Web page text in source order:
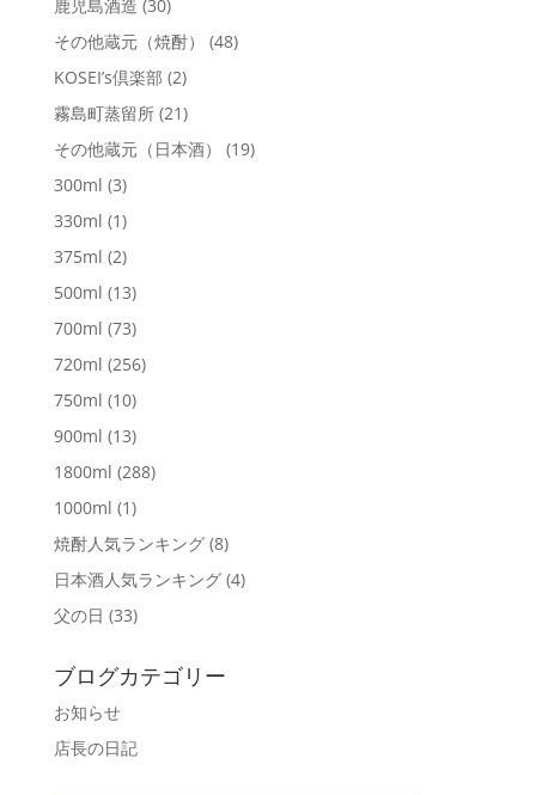
鹿児島酒造 (30)
その他蔵元（焼酎）
(48)
KOSEI’s倶楽部 (2)
霧島町蒸留所 (21)
その他蔵元（日本酒）
(19)
300ml (3)
330ml (1)
375ml (2)
500ml (13)
700ml (73)
720ml (256)
750ml (10)
900ml (13)
1800ml (288)
1000ml (1)
焼酎人気ランキング (8)
日本酒人気ランキング (4)
父の日 (33)
ブログカテゴリー
お知らせ
店長の日記